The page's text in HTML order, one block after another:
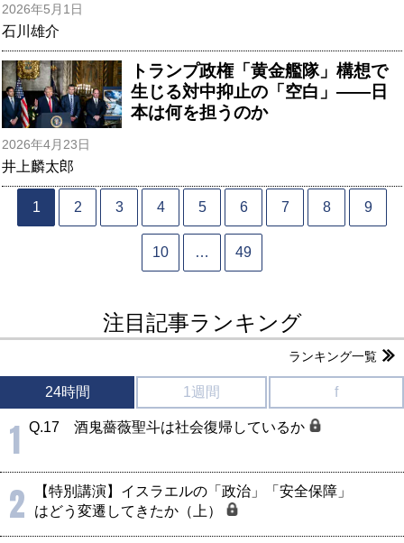
2026年5月1日
石川雄介
トランプ政権「黄金艦隊」構想で
生じる対中抑止の「空白」――日
本は何を担うのか
2026年4月23日
井上麟太郎
1 2 3 4 5 6 7 8 9
10 … 49
注目記事ランキング
ランキング一覧
24時間 1週間 f
1 Q.17 酒鬼薔薇聖斗は社会復帰しているか
2
【特別講演】イスラエルの「政治」「安全保障」
はどう変遷してきたか（上）